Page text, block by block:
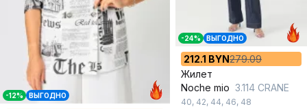
-12% ВЫГОДНО
-24% ВЫГОДНО
212.1 BYN279.09
Жилет
Noche mio 3.114 CRANE
40, 42, 44, 46, 48